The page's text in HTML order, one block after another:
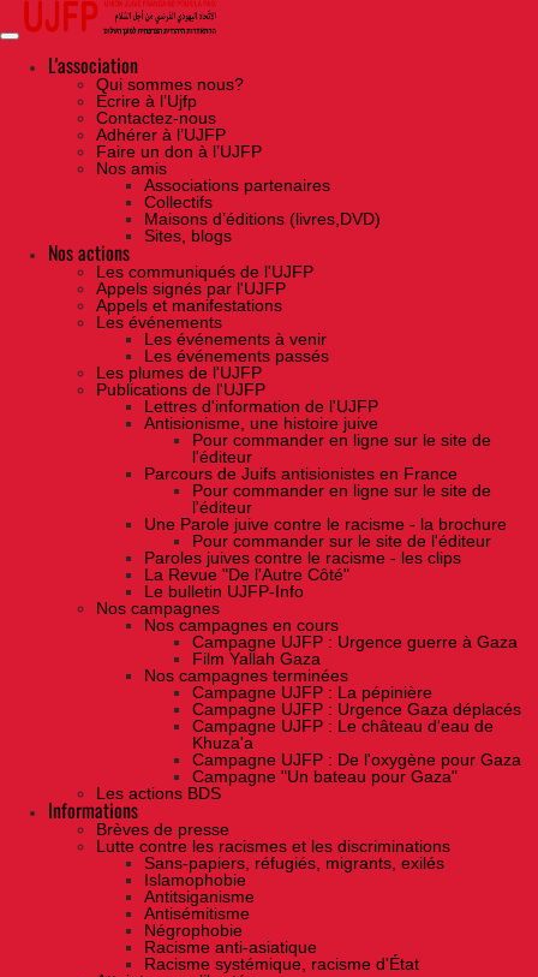
Skip
the
contentL'association
Qui sommes nous?
Ecrire à l’Ujfp
Contactez-nous
Adhérer à l’UJFP
Faire un don à l’UJFP
Nos amis
Associations partenaires
Collectifs
Maisons d’éditions (livres,DVD)
Sites, blogs
Nos actions
Les communiqués de l'UJFP
Appels signés par l'UJFP
Appels et manifestations
Les événements
Les événements à venir
Les événements passés
Les plumes de l'UJFP
Publications de l'UJFP
Lettres d'information de l'UJFP
Antisionisme, une histoire juive
Pour commander en ligne sur le site de
l'éditeur
Parcours de Juifs antisionistes en France
Pour commander en ligne sur le site de
l'éditeur
Une Parole juive contre le racisme - la brochure
Pour commander sur le site de l'éditeur
Paroles juives contre le racisme - les clips
La Revue "De l'Autre Côté"
Le bulletin UJFP-Info
Nos campagnes
Nos campagnes en cours
Campagne UJFP : Urgence guerre à Gaza
Film Yallah Gaza
Nos campagnes terminées
Campagne UJFP : La pépinière
Campagne UJFP : Urgence Gaza déplacés
Campagne UJFP : Le château d'eau de
Khuza'a
Campagne UJFP : De l'oxygène pour Gaza
Campagne "Un bateau pour Gaza"
Les actions BDS
Informations
Brèves de presse
Lutte contre les racismes et les discriminations
Sans-papiers, réfugiés, migrants, exilés
Islamophobie
Antitsiganisme
Antisémitisme
Négrophobie
Racisme anti-asiatique
Racisme systémique, racisme d'État